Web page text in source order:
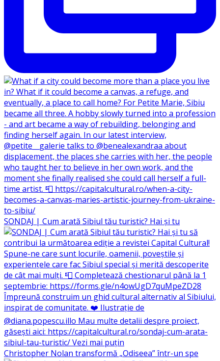
SONDAJ | Cum arată Sibiul tău turistic? Hai și tu
Christopher Nolan transformă „Odiseea” într-un spe